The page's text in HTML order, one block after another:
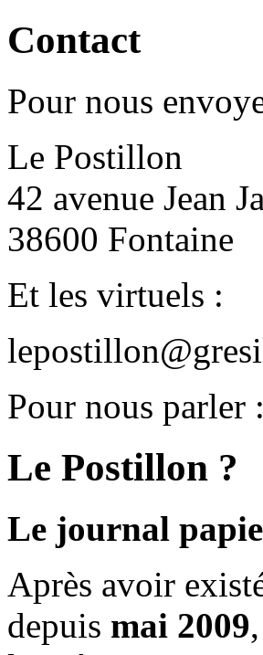
Contact
Pour nous
Le Postillon
42 avenue Jean
38600 Fontaine
Et les virtuels :
Pour nous parler
Le Postillon ?
Le journal
Après avoir
depuis mai 2009